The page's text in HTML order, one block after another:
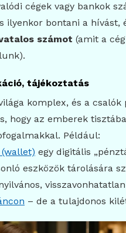
cégek vagy bankok
ilyenkor bontani a hívást,
számot (amit a cég
tájékoztatás
komplex, és a csalók
hogy az emberek
Például:
(wallet) egy digitális
eszközök tárolására
– de a tulajdonos